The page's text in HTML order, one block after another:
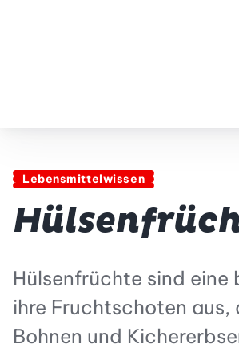
Lebensmittelwissen
Hülsenfrüchte sind eine
ihre Fruchtschoten aus,
Bohnen und